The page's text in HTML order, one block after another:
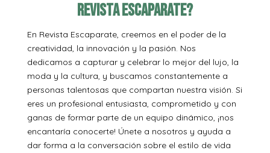
revista escaparate?
En Revista Escaparate, creemos en el poder de la
creatividad, la innovación y la pasión. Nos
dedicamos a capturar y celebrar lo mejor del lujo, la
moda y la cultura, y buscamos constantemente a
personas talentosas que compartan nuestra visión. Si
eres un profesional entusiasta, comprometido y con
ganas de formar parte de un equipo dinámico, ¡nos
encantaría conocerte! Únete a nosotros y ayuda a
dar forma a la conversación sobre el estilo de vida